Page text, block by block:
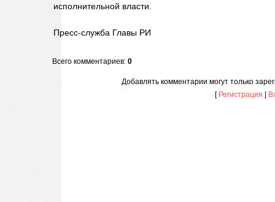
исполнительной власти.
Пресс-служба Главы РИ
Всего комментариев: 0
Добавлять комментарии могут только
[ Регистрация